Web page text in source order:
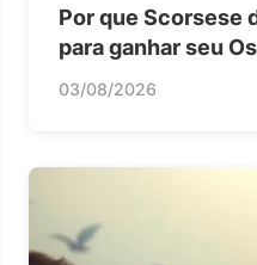
Por que Scorsese
para ganhar seu
03/08/2026